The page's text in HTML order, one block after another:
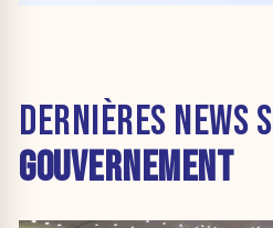
DERNIÈRES NEWS
GOUVERNEMENT